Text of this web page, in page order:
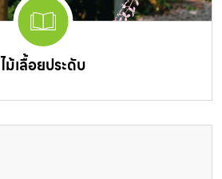
ไม้เลื้อยประดับ